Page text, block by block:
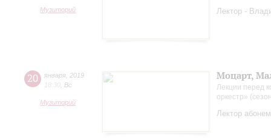
Музиторий Лектор -
20 января 2019
18:30 Вс
Музиторий
Моцарт,
Лекции перед
оркестр»
Лектор